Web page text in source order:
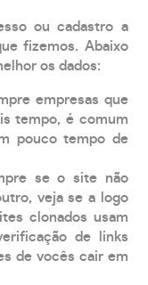
ou cadastro a
fizemos. Abaixo
os dados:
empresas que
tempo, é comum
pouco tempo de
se o site não
veja se a logo
clonados usam
de links
de vocês cair em